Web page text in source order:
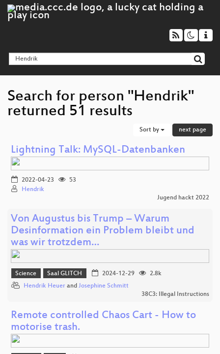
Search for person "Hendrik"
returned 51 results
Sort by next page
Lightning Talk: MySQL-Datenbanken
2022-04-23
53
Hendrik
Jugend hackt 2022
Von Augustus bis Trump – Warum
Desinformation ein Problem bleibt und
was wir trotzdem…
Science Saal GLITCH 2024-12-29
2.8k
Hendrik Heuer and Josephine Schmitt
38C3: Illegal Instructions
Remote controlled Chaos Cart - How to
motorise trash.